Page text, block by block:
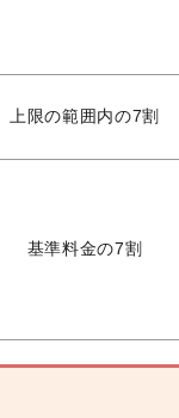
上限の範囲内の7割
基準料金の7割